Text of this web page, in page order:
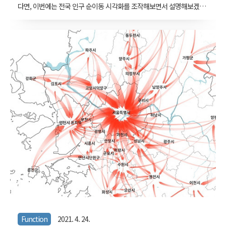
다면, 이번에는 전국 인구 순이동 시각화를 조작해보면서 설명해보겠
표현할 때 아주 까다로운 대상 중 하나는 OD 데이터다. Origin-
Destination 데이터는 지도 위의 두 지점을 선으로 이어야 한다. 노드
와 링크가 있는 추상공간 위의 네트워크 시각화 www.vw-lab.com 그
리고 여기서 계속 다루게 될 "전국 시군구간 인구 순이동"은 조금 밑에
서 소개하기로 하고, 일단 첫 시도로 거슬러 올라가보겠다. 첫 시도와
표현의 규칙들 이 작업의 출발은 2017년이었다. 대구MBC에서 제작하
는 기획프로그램에 짧게 삽입될 목적이었는데, 요청사항은 '인구이동
데이터..
Function 2021. 4. 24.